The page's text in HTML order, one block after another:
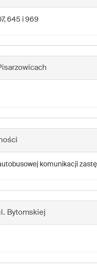
645 i 969
komunikacji
Bytomskiej